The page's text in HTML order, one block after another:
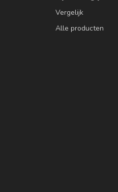
Vergelijk
Alle producten